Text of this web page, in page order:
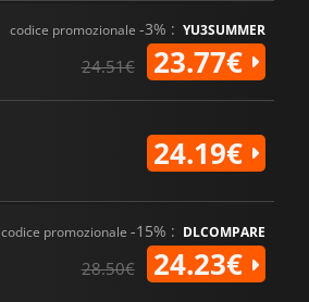
codice promozionale -3% : YU3SUMMER
24.51€ 23.77€
24.19€
codice promozionale -15% : DLCOMPARE
28.50€ 24.23€